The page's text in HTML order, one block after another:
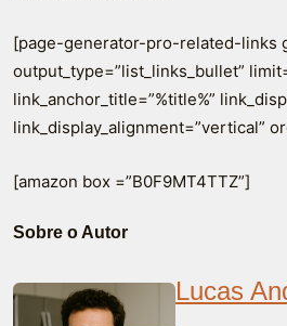
[page-generator-pro-related-links
output_type=”list_links_bullet”
link_anchor_title=”%title%”
link_display_alignment=”vertical”
[amazon box =”B0F9MT4TTZ”]
Sobre o Autor
Lucas